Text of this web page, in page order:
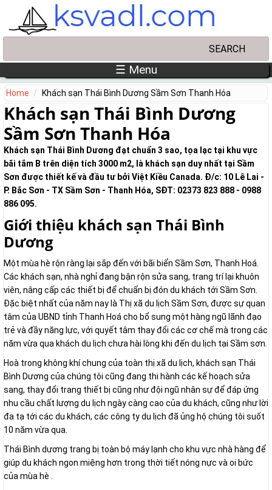
Skip to main content
☰ Menu
Home Khách sạn Thái Bình Dương Sầm Sơn Thanh Hóa
Khách sạn Thái Bình Dương
Sầm Sơn Thanh Hóa
Khách sạn Thái Bình Dương đạt chuẩn 3 sao, tọa lạc tại khu vực
bãi tắm B trên diện tích 3000 m2, là khách sạn duy nhất tại Sầm
Sơn được thiết kế và đầu tư bởi Việt Kiều Canada. Đ/c: 10 Lê Lai -
P. Bắc Sơn - TX Sầm Sơn - Thanh Hóa, SĐT: 02373 823 888 - 0988
886 095.
Giới thiệu khách sạn Thái Bình
Dương
Một mùa hè rộn ràng lại sắp đến với bãi biển Sầm Sơn, Thanh Hoá.
Các khách sạn, nhà nghỉ đang bận rộn sửa sang, trang trí lại khuôn
viên, nâng cấp các thiết bị để chuẩn bị đón du khách tới Sầm Sơn.
Đặc biệt nhất của năm nay là Thị xã du lịch Sầm Sơn, được sự quan
tâm của UBND tỉnh Thanh Hoá cho bổ sung một hàng ngũ lãnh đạo
trẻ và đầy năng lực, với quyết tâm thay đổi các cơ chế mà trong các
năm vừa qua khách du lịch chưa hài lòng khi đến du lịch tại Sầm sơn.
Hoà trong không khí chung của toàn thị xã du lịch, khách sạn Thái
Bình Dương của chúng tôi cũng đang thi hành các kế hoạch sửa
sang, thay đổi trang thiết bị cũng như đội ngũ nhân sự để đáp ứng
nhu cầu chất lượng du lịch ngày càng cao của du khách, cũng như lời
đa tạ tới các du khách, các công ty du lịch đã ủng hộ chúng tôi suốt
10 năm vừa qua.
Thái Bình dương trang bị toàn bộ máy lạnh cho khu vực nhà hàng để
giúp du khách ngon miệng hơn trong thời tiết nóng nực và oi bức
của mùa hè .